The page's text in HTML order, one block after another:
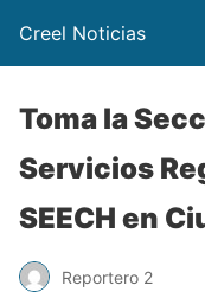
Creel Noticias
Toma la
Servicios
SEECH en
Reportero 2